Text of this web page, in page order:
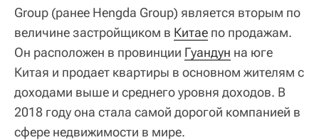
Group (ранее Hengda Group) является вторым по
величине застройщиком в Китае по продажам.
Он расположен в провинции Гуандун на юге
Китая и продает квартиры в основном жителям с
доходами выше и среднего уровня доходов. В
2018 году она стала самой дорогой компанией в
сфере недвижимости в мире.